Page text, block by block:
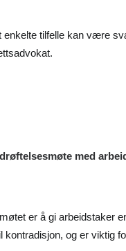
enkelte tilfelle kan være
med
er å gi arbeidstaker
og er viktig